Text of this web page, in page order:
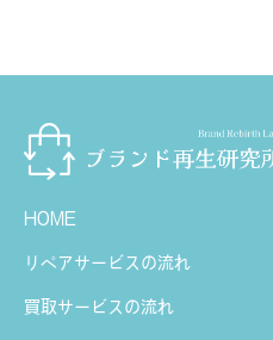
HOME
リペアサービスの流れ
買取サービスの流れ